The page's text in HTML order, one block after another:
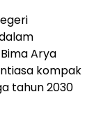
Arya
kompak
tahun 2030